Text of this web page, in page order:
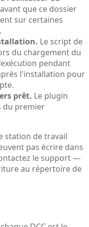
que ce dossier
sur certaines
Le script de
du chargement du
pendant
l'installation pour
prêt. Le plugin
du premier
station de travail
pas écrire dans
le support —
au répertoire de